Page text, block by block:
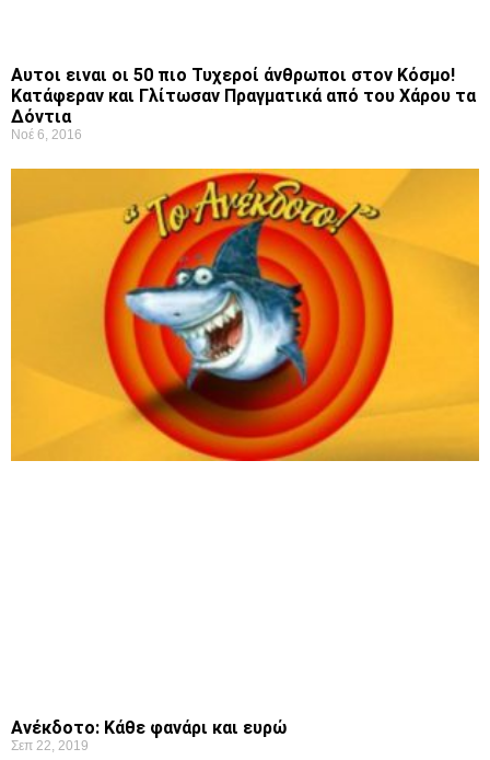
Αυτοι ειναι οι 50 πιο Τυχεροί άνθρωποι στον Κόσμο!
Κατάφεραν και Γλίτωσαν Πραγματικά από του Χάρου τα
Δόντια
Νοέ 6, 2016
Ανέκδοτο: Κάθε φανάρι και ευρώ
Σεπ 22, 2019